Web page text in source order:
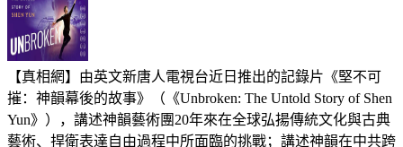
【真相網】由英文新唐人電視台近日推出的記錄片《堅不可
摧：神韻幕後的故事》（《Unbroken: The Untold Story of Shen
Yun》），講述神韻藝術團20年來在全球弘揚傳統文化與古典
藝術、捍衛表達自由過程中所面臨的挑戰；講述神韻在中共跨